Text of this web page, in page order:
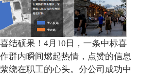
硕果！4月10日，一条中标喜
群内瞬间燃起热情，点赞的信息
绕在职工的心头。分公司成功中